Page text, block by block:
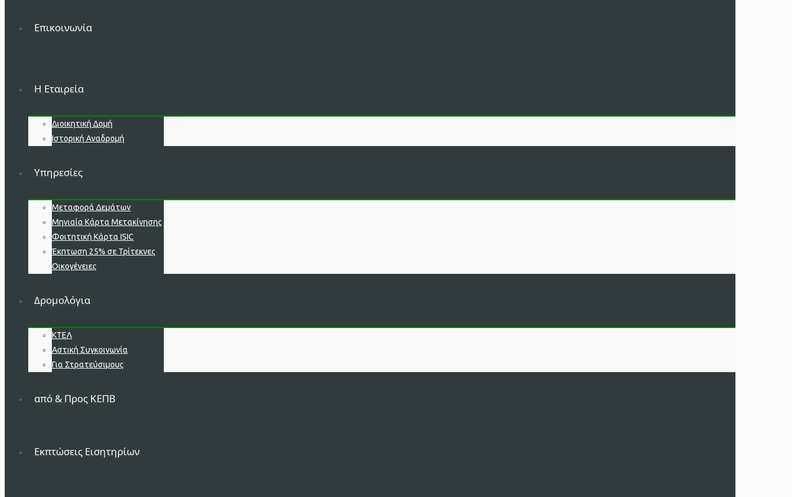
Επικοινωνία
H Εταιρεία
Διοικητική Δομή
Ιστορική Αναδρομή
Υπηρεσίες
Μεταφορά Δεμάτων
Μηνιαία Κάρτα Μετακίνησης
Φοιτητική Κάρτα ISIC
Έκπτωση 25% σε Τρίτεκνες
Οικογένειες
Δρομολόγια
ΚΤΕΛ
Αστική Συγκοινωνία
Για Στρατεύσιμους
από & Προς ΚΕΠΒ
Εκπτώσεις Εισητηρίων